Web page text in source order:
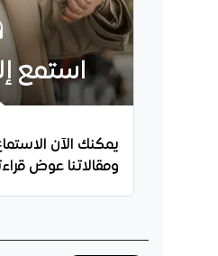
استمع
يمكنك الآن
ومقالاتنا عوض